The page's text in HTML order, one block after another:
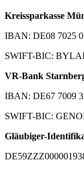
Kreissparkasse
IBAN: DE08 7025
SWIFT-BIC:
VR-Bank
IBAN: DE67 7009
SWIFT-BIC:
Gläubiger-